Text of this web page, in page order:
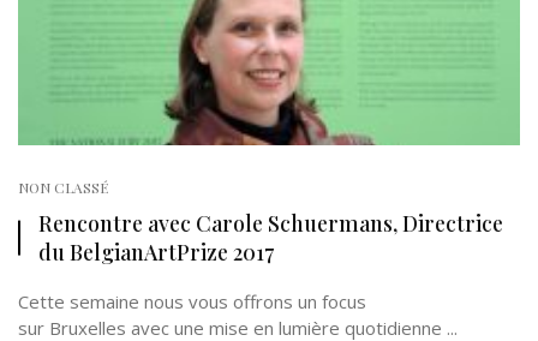
NON CLASSÉ
Rencontre avec Carole Schuermans, Directrice
du BelgianArtPrize 2017
Cette semaine nous vous offrons un focus
sur Bruxelles avec une mise en lumière quotidienne ...